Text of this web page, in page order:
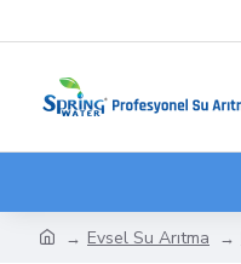
Evsel Su Arıtma